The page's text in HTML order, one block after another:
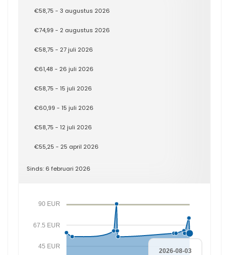
€58,75 - 3 augustus 2026
€74,99 - 2 augustus 2026
€58,75 - 27 juli 2026
€61,48 - 26 juli 2026
€58,75 - 15 juli 2026
€60,99 - 15 juli 2026
€58,75 - 12 juli 2026
€55,25 - 25 april 2026
Sinds: 6 februari 2026
45 EUR
67.5 EUR
90 EUR
2026-08-03